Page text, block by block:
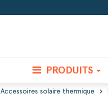
PRODUITS
Accessoires solaire thermique chevron_right